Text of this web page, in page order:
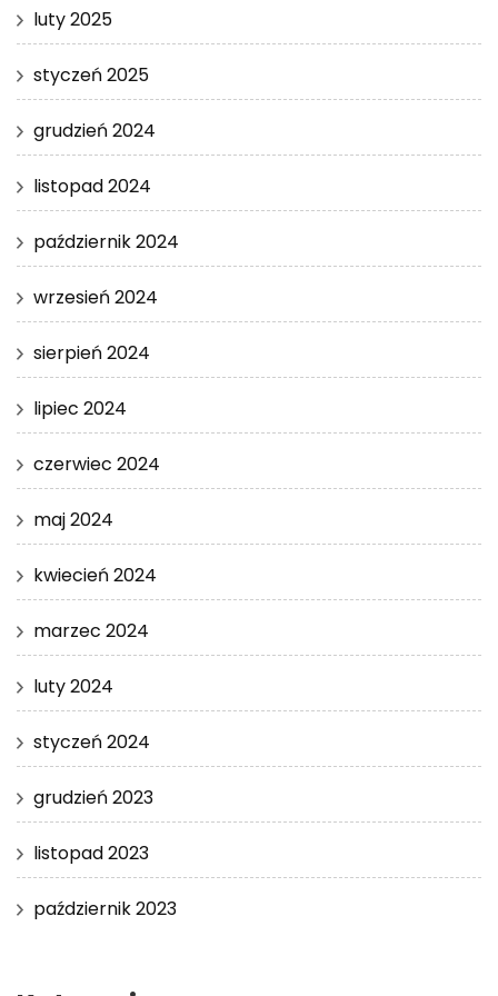
luty 2025
styczeń 2025
grudzień 2024
listopad 2024
październik 2024
wrzesień 2024
sierpień 2024
lipiec 2024
czerwiec 2024
maj 2024
kwiecień 2024
marzec 2024
luty 2024
styczeń 2024
grudzień 2023
listopad 2023
październik 2023